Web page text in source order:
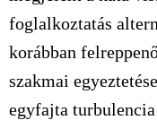
foglalkoztatás
korábban
szakmai
egyfajta turbulencia